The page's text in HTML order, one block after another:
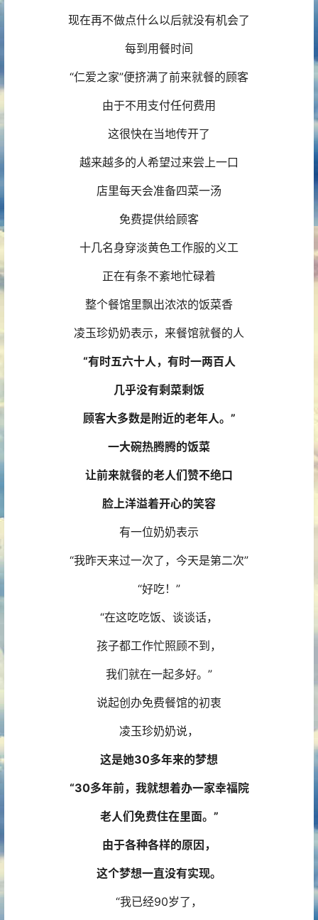
现在再不做点什么以后就没有机会了
每到用餐时间
“仁爱之家”便挤满了前来就餐的顾客
由于不用支付任何费用
这很快在当地传开了
越来越多的人希望过来尝上一口
店里每天会准备四菜一汤
免费提供给顾客
十几名身穿淡黄色工作服的义工
正在有条不紊地忙碌着
整个餐馆里飘出浓浓的饭菜香
凌玉珍奶奶表示，来餐馆就餐的人
“有时五六十人，有时一两百人
几乎没有剩菜剩饭
顾客大多数是附近的老年人。”
一大碗热腾腾的饭菜
让前来就餐的老人们赞不绝口
脸上洋溢着开心的笑容
有一位奶奶表示
“我昨天来过一次了，今天是第二次”
“好吃！”
“在这吃吃饭、谈谈话，
孩子都工作忙照顾不到，
我们就在一起多好。”
说起创办免费餐馆的初衷
凌玉珍奶奶说，
这是她30多年来的梦想
“30多年前，我就想着办一家幸福院
老人们免费住在里面。”
由于各种各样的原因，
这个梦想一直没有实现。
“我已经90岁了，